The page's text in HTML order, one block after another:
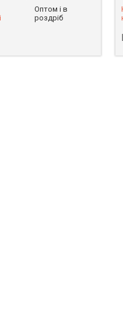
Оптом і в
роздріб